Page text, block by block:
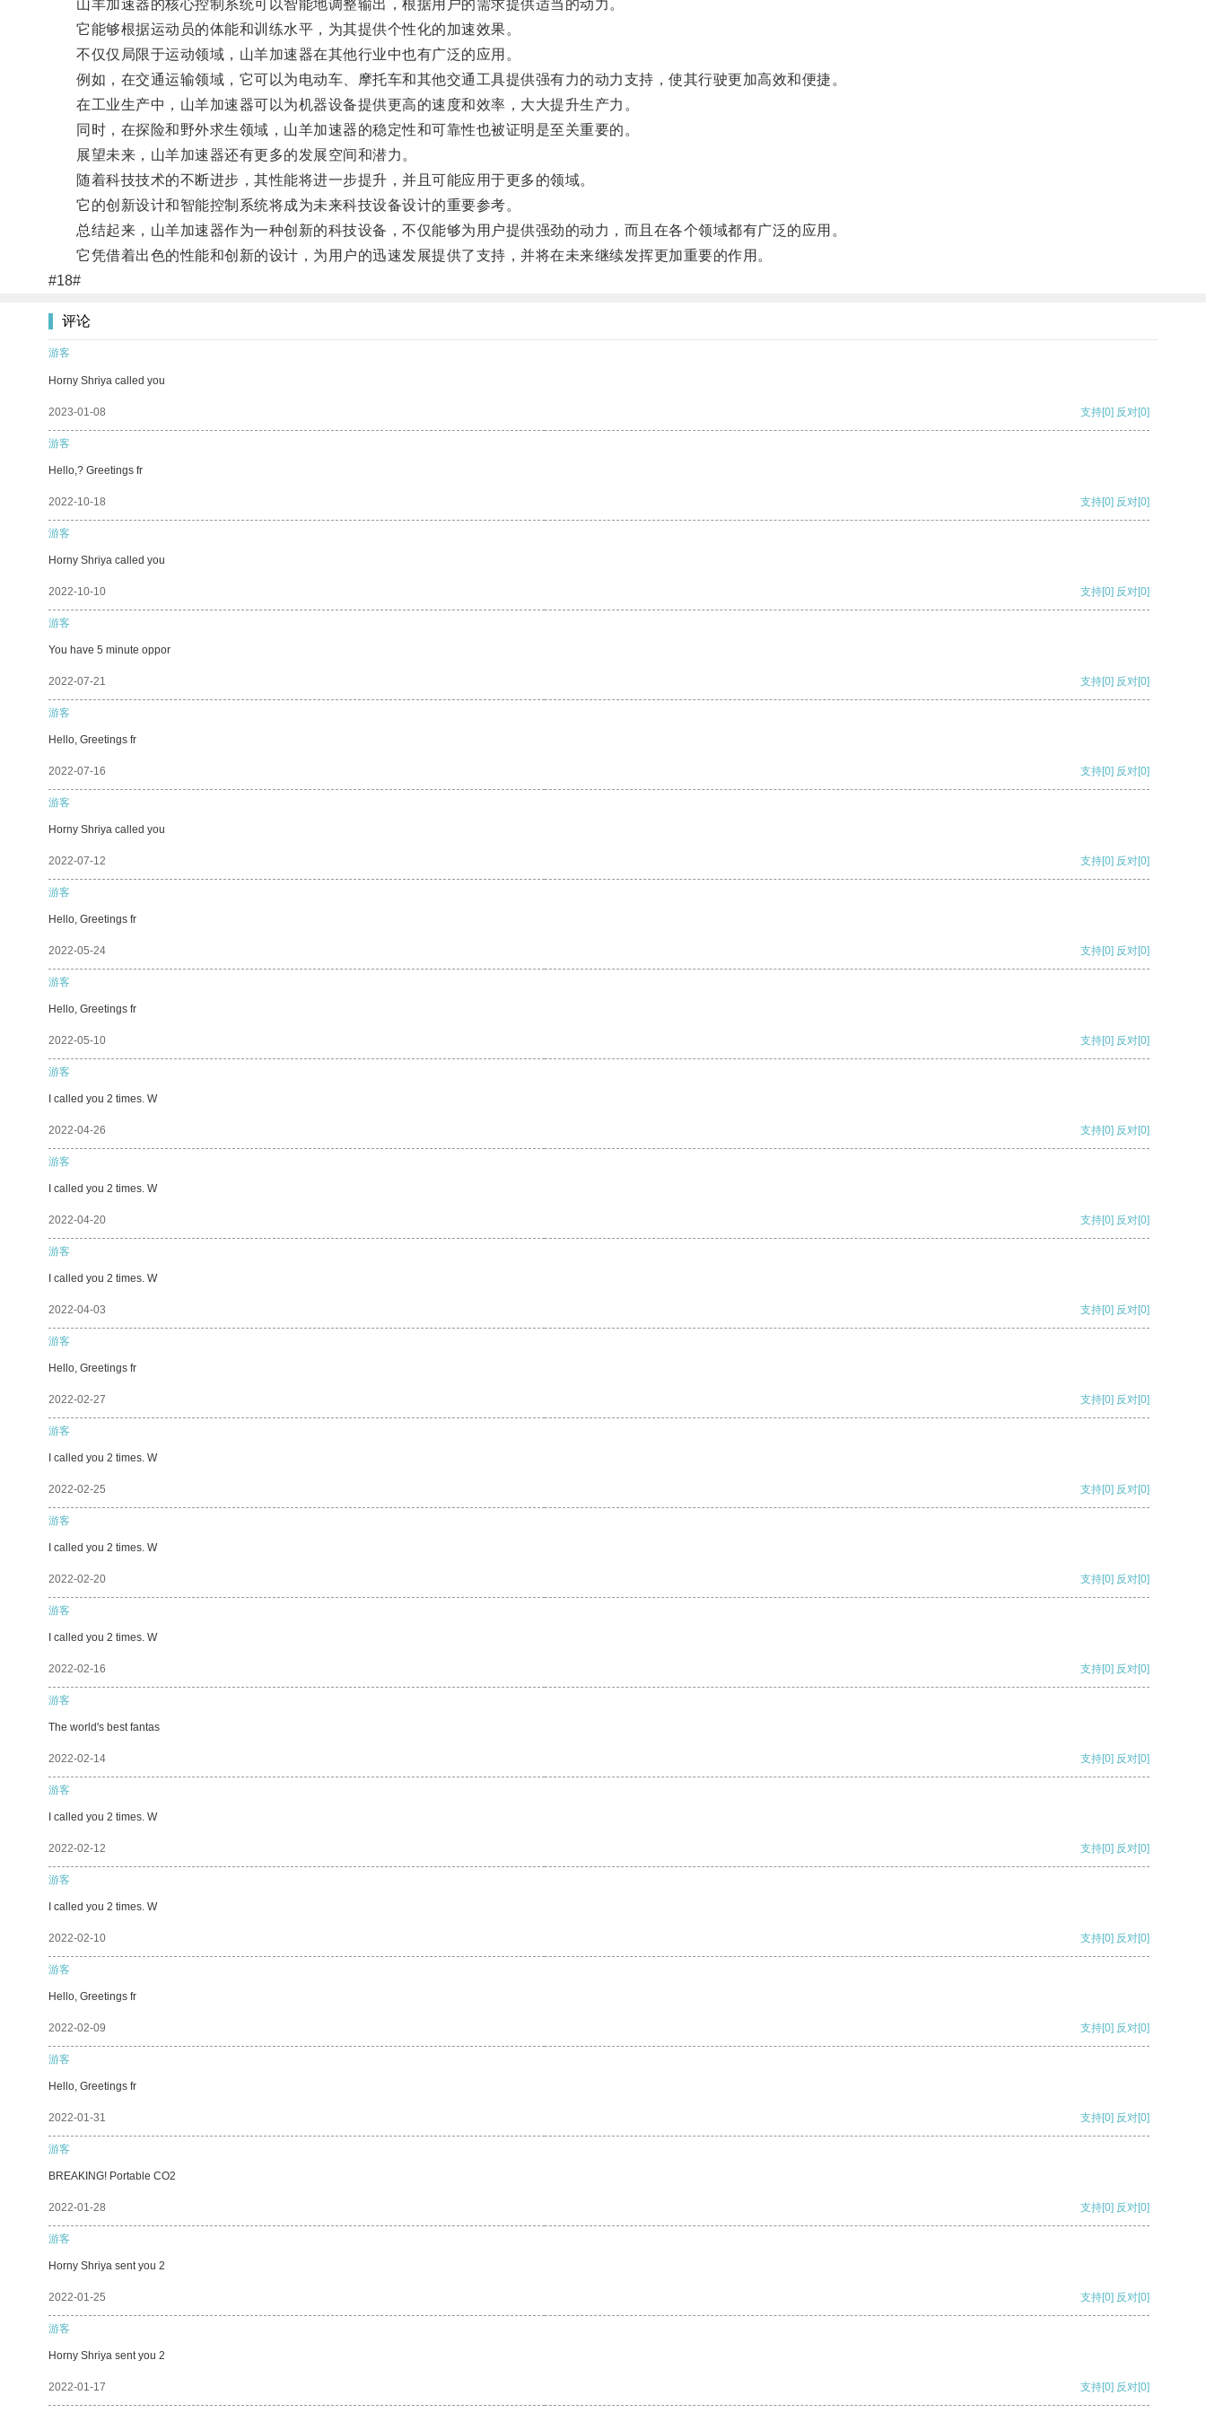
山羊加速器的核心控制系统可以智能地调整输出，根据用户的需求提供适当的动力。
它能够根据运动员的体能和训练水平，为其提供个性化的加速效果。
不仅仅局限于运动领域，山羊加速器在其他行业中也有广泛的应用。
例如，在交通运输领域，它可以为电动车、摩托车和其他交通工具提供强有力的动力支持，使其行驶更加高效和便捷。
在工业生产中，山羊加速器可以为机器设备提供更高的速度和效率，大大提升生产力。
同时，在探险和野外求生领域，山羊加速器的稳定性和可靠性也被证明是至关重要的。
展望未来，山羊加速器还有更多的发展空间和潜力。
随着科技技术的不断进步，其性能将进一步提升，并且可能应用于更多的领域。
它的创新设计和智能控制系统将成为未来科技设备设计的重要参考。
总结起来，山羊加速器作为一种创新的科技设备，不仅能够为用户提供强劲的动力，而且在各个领域都有广泛的应用。
它凭借着出色的性能和创新的设计，为用户的迅速发展提供了支持，并将在未来继续发挥更加重要的作用。
#18#
评论
游客
Horny Shriya called you
2023-01-08 支持[0] 反对[0]
游客
Hello,? Greetings fr
2022-10-18 支持[0] 反对[0]
游客
Horny Shriya called you
2022-10-10 支持[0] 反对[0]
游客
You have 5 minute oppor
2022-07-21 支持[0] 反对[0]
游客
Hello, Greetings fr
2022-07-16 支持[0] 反对[0]
游客
Horny Shriya called you
2022-07-12 支持[0] 反对[0]
游客
Hello, Greetings fr
2022-05-24 支持[0] 反对[0]
游客
Hello, Greetings fr
2022-05-10 支持[0] 反对[0]
游客
I called you 2 times. W
2022-04-26 支持[0] 反对[0]
游客
I called you 2 times. W
2022-04-20 支持[0] 反对[0]
游客
I called you 2 times. W
2022-04-03 支持[0] 反对[0]
游客
Hello, Greetings fr
2022-02-27 支持[0] 反对[0]
游客
I called you 2 times. W
2022-02-25 支持[0] 反对[0]
游客
I called you 2 times. W
2022-02-20 支持[0] 反对[0]
游客
I called you 2 times. W
2022-02-16 支持[0] 反对[0]
游客
The world's best fantas
2022-02-14 支持[0] 反对[0]
游客
I called you 2 times. W
2022-02-12 支持[0] 反对[0]
游客
I called you 2 times. W
2022-02-10 支持[0] 反对[0]
游客
Hello, Greetings fr
2022-02-09 支持[0] 反对[0]
游客
Hello, Greetings fr
2022-01-31 支持[0] 反对[0]
游客
BREAKING! Portable CO2
2022-01-28 支持[0] 反对[0]
游客
Horny Shriya sent you 2
2022-01-25 支持[0] 反对[0]
游客
Horny Shriya sent you 2
2022-01-17 支持[0] 反对[0]